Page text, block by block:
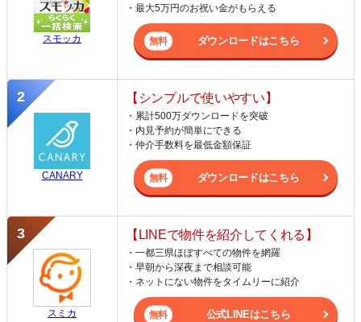
スモッカ
・最大5万円のお祝い金がもらえる
ダウンロードはこちら
CANARY
【シンプルで使いやすい】
・累計500万ダウンロードを突破
・内見予約が簡単にできる
・仲介手数料を最低金額保証
ダウンロードはこちら
スミカ
【LINEで物件を紹介してくれる】
・一都三県ほぼすべての物件を網羅
・早朝から深夜まで相談可能
・ネットにない物件をタイムリーに紹介
公式LINEはこちら